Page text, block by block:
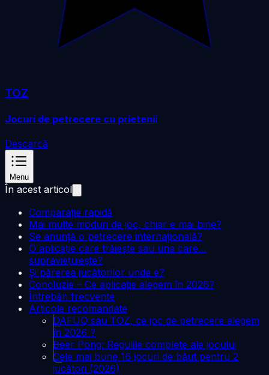
TOZ
Jocuri de petrecere cu prietenii
Descarcă
Menu
În acest articol
Comparație rapidă
Mai multe moduri de joc, chiar e mai bine?
Se anunță o petrecere internațională?
O aplicație care trăiește sau una care…
supraviețuiește?
Și părerea jucătorilor unde e?
Concluzie – Ce aplicație alegem în 2026?
Întrebări frecvente
Articole recomandate
DAFUQ sau TOZ, ce joc de petrecere alegem
în 2026 ?
Beer Pong: Regulile complete ale jocului
Cele mai bune 16 jocuri de băut pentru 2
jucători (2026)